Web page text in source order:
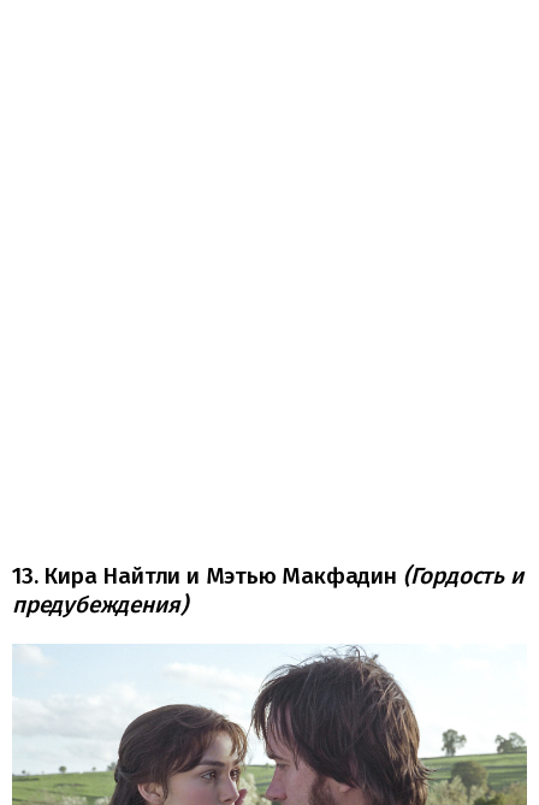
13. Кира Найтли и Мэтью Макфадин (Гордость и
предубеждения)